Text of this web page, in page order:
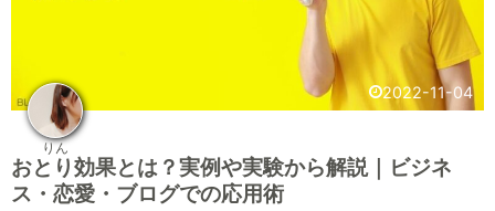
おとり効果とは？実例や実験から解説｜ビジネ
ス・恋愛・ブログでの応用術
2022-11-04
りん